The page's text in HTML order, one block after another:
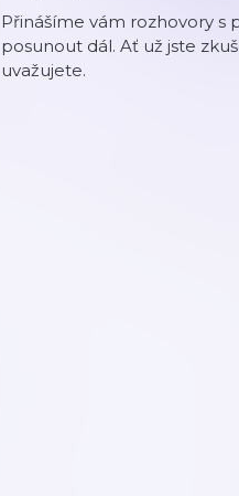
Přinášíme vám rozhovory
posunout dál. Ať už jste
uvažujete.